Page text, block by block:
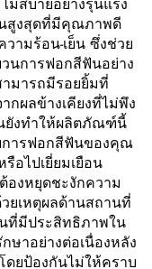
สูงสุดที่มีคุณภาพดี
ามร้อน-เย็น ซึ่งช่วย
นการฟอกสีฟันอย่าง
มารถมีรอยยิ้มที่
ผลข้างเคียงที่ไม่พึง
ยังทำให้ผลิตภัณฑ์นี้
การฟอกสีฟันของคุณ
อไปเยี่ยมเยือน
องหยุดชะงักความ
ยเหตุผลด้านสถานที่
ที่มีประสิทธิภาพใน
ษาอย่างต่อเนื่องหลัง
ยป้องกันไม่ให้คราบ